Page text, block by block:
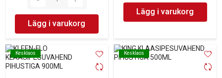
Lägg i varukorg
Lägg i varukorg
Kesklaos
Kesklaos Kesklaos
Kesklaos